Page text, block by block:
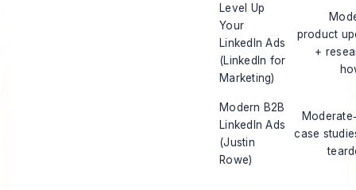
Level Up
Your
LinkedIn Ads
(LinkedIn for
Marketing)
product
+
Modern B2B
LinkedIn Ads
(Justin
Rowe)
case